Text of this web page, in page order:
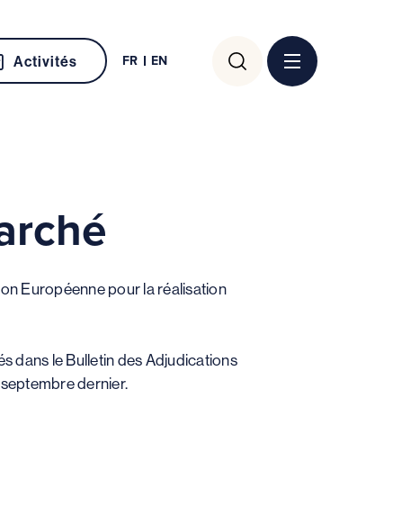
Activités FR EN
Rechercher :
Européenne pour la réalisation
dans le Bulletin des Adjudications
dernier.